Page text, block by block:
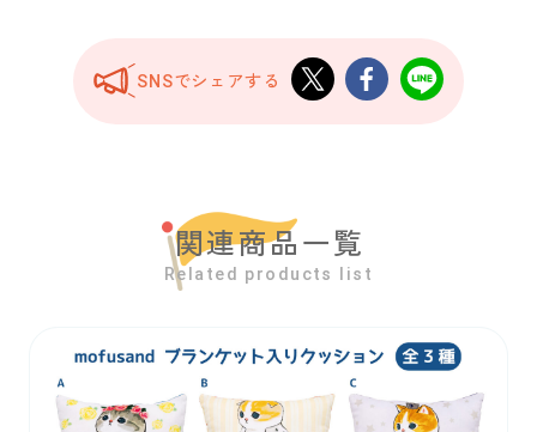
SNSでシェアする
関連商品一覧
Related products list